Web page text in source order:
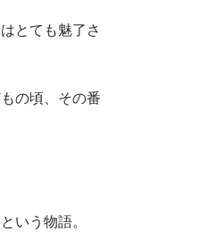
とても魅了さ
の頃、その番
いう物語。